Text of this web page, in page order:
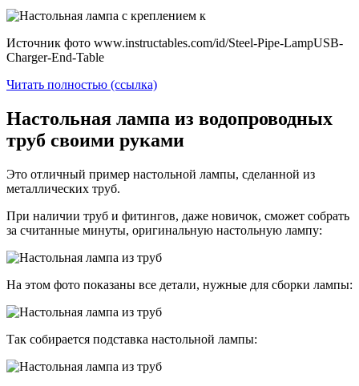
Источник фото www.instructables.com/id/Steel-Pipe-LampUSB-
Charger-End-Table
Читать полностью (ссылка)
Настольная лампа из водопроводных
труб своими руками
Это отличный пример настольной лампы, сделанной из
металлических труб.
При наличии труб и фитингов, даже новичок, сможет собрать
за считанные минуты, оригинальную настольную лампу:
На этом фото показаны все детали, нужные для сборки лампы:
Так собирается подставка настольной лампы: